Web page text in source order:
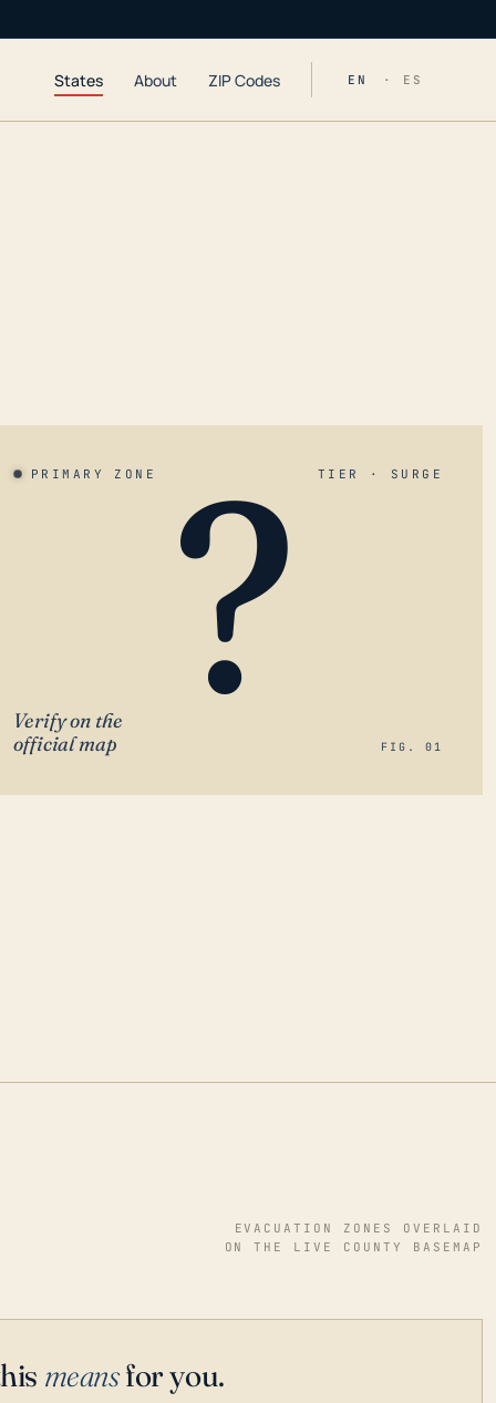
States About ZIP Codes EN · ES
PRIMARY ZONE TIER · SURGE
?
Verify on the
official map
FIG. 01
EVACUATION ZONES OVERLAID
ON THE LIVE COUNTY BASEMAP
meansfor you.